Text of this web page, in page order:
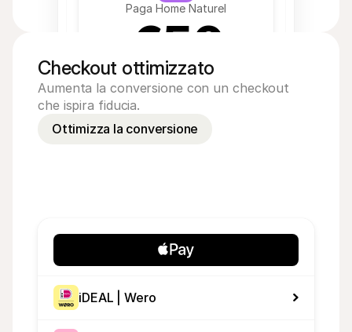
Paga Home Naturel
€50
Checkout ottimizzato
Aumenta la conversione con un checkout
che ispira fiducia.
Ottimizza la conversione
iDEAL | Wero